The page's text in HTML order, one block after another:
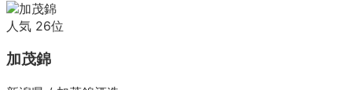
人気 26位
加茂錦